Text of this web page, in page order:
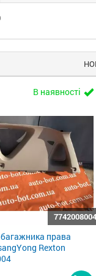
В наявності
7742008004
права
Rexton